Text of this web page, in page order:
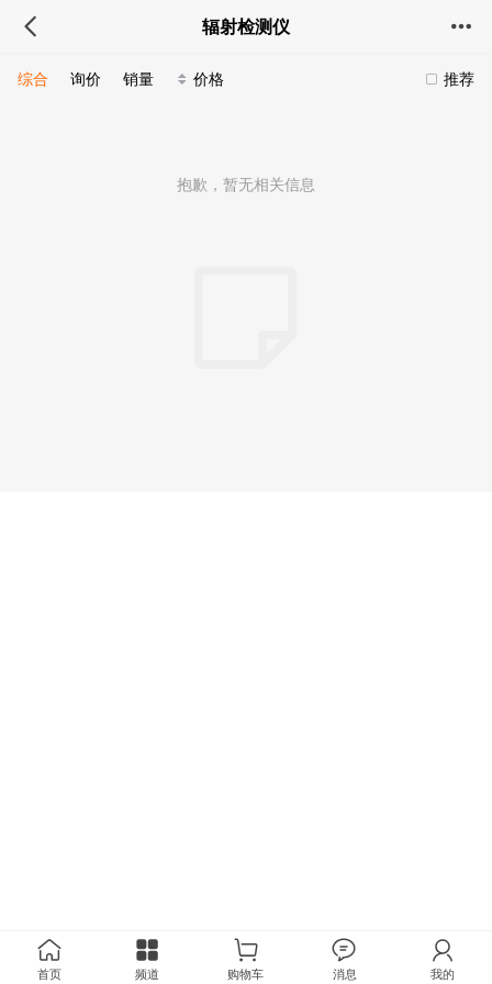
辐射检测仪
推荐
综合 询价 销量 价格
抱歉，暂无相关信息
首页 频道 购物车 消息 我的